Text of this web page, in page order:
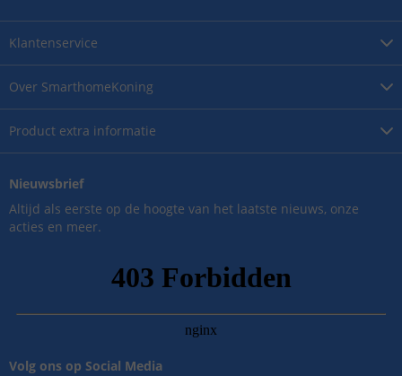
Over SmarthomeKoning
Product extra informatie
Klantenservice
Nieuwsbrief
Altijd als eerste op de hoogte van het laatste nieuws, onze
acties en meer.
Volg ons op Social Media